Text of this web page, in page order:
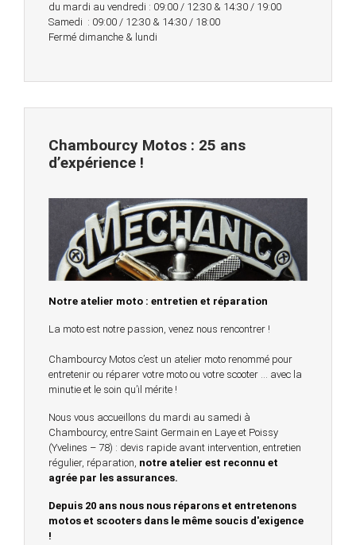
du mardi au vendredi : 09:00 / 12:30 & 14:30 / 19:00
Samedi : 09:00 / 12:30 & 14:30 / 18:00
Fermé dimanche & lundi
Chambourcy Motos : 25 ans
d’expérience !
Notre atelier moto : entretien et réparation
La moto est notre passion, venez nous rencontrer !
Chambourcy Motos c’est un atelier moto renommé pour
entretenir ou réparer votre moto ou votre scooter … avec la
minutie et le soin qu’il mérite !
Nous vous accueillons du mardi au samedi à
Chambourcy, entre Saint Germain en Laye et Poissy
(Yvelines – 78) : devis rapide avant intervention, entretien
régulier, réparation, notre atelier est reconnu et
agrée par les assurances.
Depuis 20 ans nous nous réparons et entretenons
motos et scooters dans le même soucis d'exigence
!